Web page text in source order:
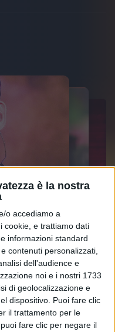
è la nostra
o accediamo a
cookie, e trattiamo dati
informazioni standard
contenuti personalizzati,
dell'audience e
noi e i nostri 1733
di geolocalizzazione e
dispositivo. Puoi fare clic
il trattamento per le
fare clic per negare il
GABBANI
2025
13FOTO
GABBANI
SPECIALE SANREMO
16FOTO